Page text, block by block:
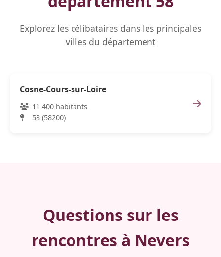
Explorez les célibataires dans les principales
villes du département
Cosne-Cours-sur-Loire
11 400 habitants
58 (58200)
Questions sur les
rencontres à Nevers